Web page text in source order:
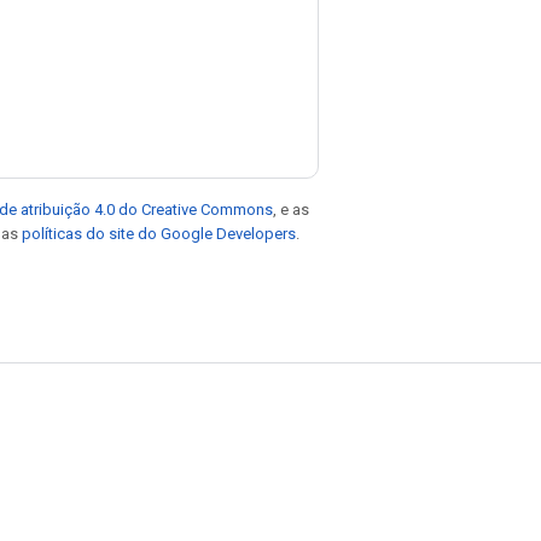
atribuição 4.0 do Creative Commons , e as
políticas do site do Google Developers